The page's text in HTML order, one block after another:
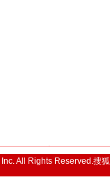
All Rights Reserved.搜